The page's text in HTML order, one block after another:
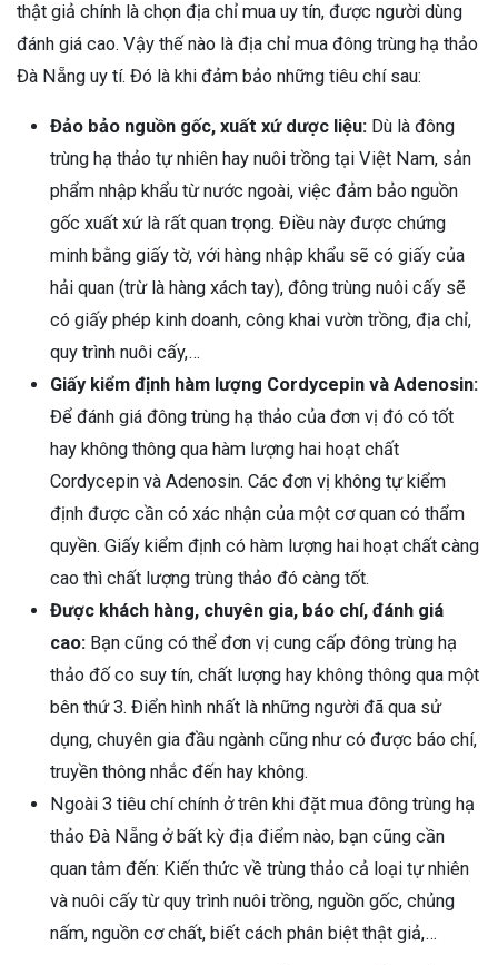
thật giả chính là chọn địa chỉ mua uy tín, được người dùng
đánh giá cao. Vậy thế nào là địa chỉ mua đông trùng hạ thảo
Đà Nẵng uy tí. Đó là khi đảm bảo những tiêu chí sau:
Đảo bảo nguồn gốc, xuất xứ dược liệu: Dù là đông
trùng hạ thảo tự nhiên hay nuôi trồng tại Việt Nam, sản
phẩm nhập khẩu từ nước ngoài, việc đảm bảo nguồn
gốc xuất xứ là rất quan trọng. Điều này được chứng
minh bằng giấy tờ, với hàng nhập khẩu sẽ có giấy của
hải quan (trừ là hàng xách tay), đông trùng nuôi cấy sẽ
có giấy phép kinh doanh, công khai vườn trồng, địa chỉ,
quy trình nuôi cấy,…
Giấy kiểm định hàm lượng Cordycepin và Adenosin:
Để đánh giá đông trùng hạ thảo của đơn vị đó có tốt
hay không thông qua hàm lượng hai hoạt chất
Cordycepin và Adenosin. Các đơn vị không tự kiểm
định được cần có xác nhận của một cơ quan có thẩm
quyền. Giấy kiểm định có hàm lượng hai hoạt chất càng
cao thì chất lượng trùng thảo đó càng tốt.
Được khách hàng, chuyên gia, báo chí, đánh giá
cao: Bạn cũng có thể đơn vị cung cấp đông trùng hạ
thảo đố co suy tín, chất lượng hay không thông qua một
bên thứ 3. Điển hình nhất là những người đã qua sử
dụng, chuyên gia đầu ngành cũng như có được báo chí,
truyền thông nhắc đến hay không.
Ngoài 3 tiêu chí chính ở trên khi đặt mua đông trùng hạ
thảo Đà Nẵng ở bất kỳ địa điểm nào, bạn cũng cần
quan tâm đến: Kiến thức về trùng thảo cả loại tự nhiên
và nuôi cấy từ quy trình nuôi trồng, nguồn gốc, chủng
nấm, nguồn cơ chất, biết cách phân biệt thật giả,…